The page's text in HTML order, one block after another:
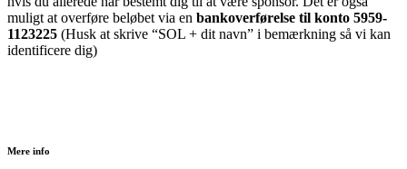
muligt at overføre beløbet via en bankoverførelse til konto 5959-
1123225 (Husk at skrive “SOL + dit navn” i bemærkning så vi kan
identificere dig)
Mere info